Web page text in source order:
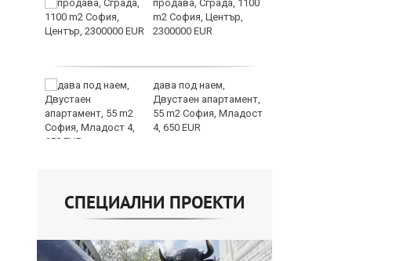
продава, Сграда, 1100
m2 София, Център,
2300000 EUR
дава под наем,
Двустаен апартамент,
55 m2 София, Младост
4, 650 EUR
СПЕЦИАЛНИ ПРОЕКТИ